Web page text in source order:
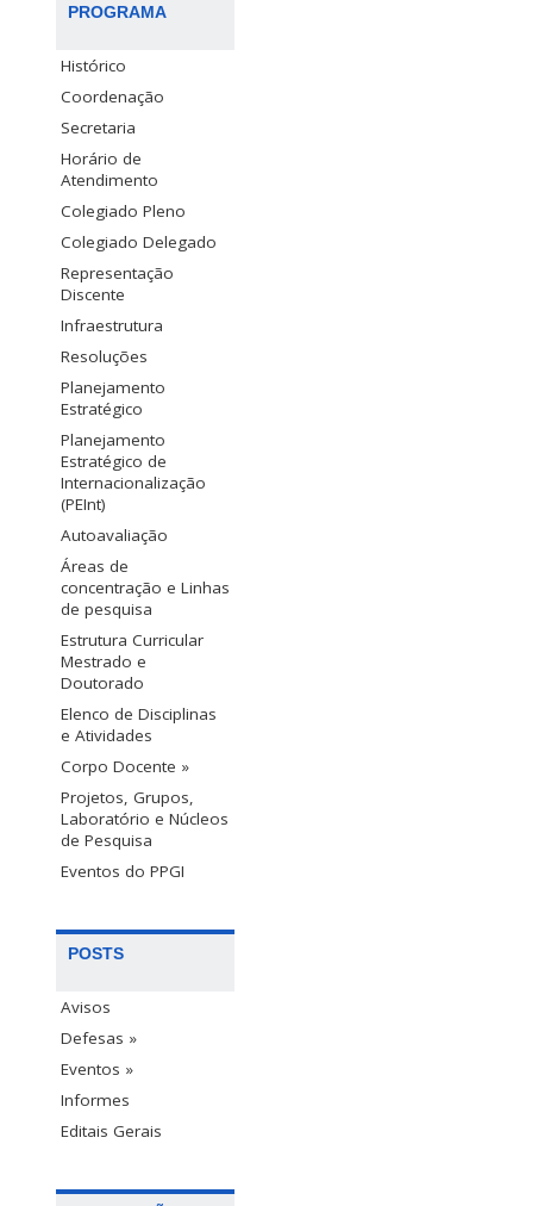
PROGRAMA
Histórico
Coordenação
Secretaria
Horário de
Atendimento
Colegiado Pleno
Colegiado Delegado
Representação
Discente
Infraestrutura
Resoluções
Planejamento
Estratégico
Planejamento
Estratégico de
Internacionalização
(PEInt)
Autoavaliação
Áreas de
concentração e Linhas
de pesquisa
Estrutura Curricular
Mestrado e
Doutorado
Elenco de Disciplinas
e Atividades
Corpo Docente »
Projetos, Grupos,
Laboratório e Núcleos
de Pesquisa
Eventos do PPGI
POSTS
Avisos
Defesas »
Eventos »
Informes
Editais Gerais